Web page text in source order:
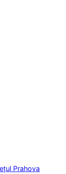
Prahova